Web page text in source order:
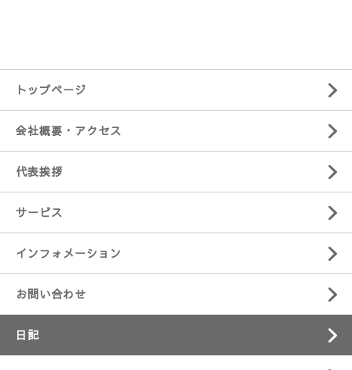
トップページ
会社概要・アクセス
代表挨拶
サービス
インフォメーション
お問い合わせ
日記